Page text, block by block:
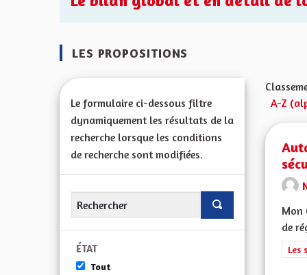
LES PROPOSITIONS
Le formulaire ci-dessous filtre
dynamiquement les résultats de la
recherche lorsque les conditions
de recherche sont modifiées.
ÉTAT
Tout
A-Z
Mon
de
Les